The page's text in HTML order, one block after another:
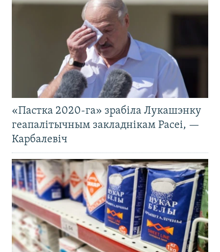
«Пастка 2020-га» зрабіла Лукашэнку
геапалітычным закладнікам Расеі, —
Карбалевіч